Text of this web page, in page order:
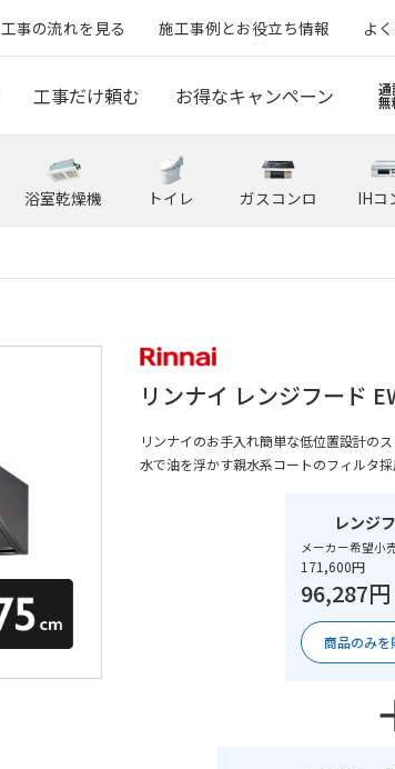
工事の流れを見る 施工事例とお役立ち情報 よ
工事だけ頼む お得なキャンペーン 通
無
浴室乾燥機 トイレ ガスコンロ IHコ
リンナイ レンジフード
リンナイのお手入れ簡単な低位置設計の
水で油を浮かす親水系コートのフィルタ
レンジ
メーカー希望小
171,600円
96,287円
商品のみを